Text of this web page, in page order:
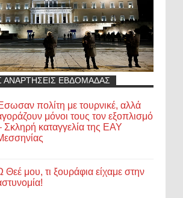
ΑΝΑΡΤΗΣΕΙΣ ΕΒΔΟΜΑΔΑΣ
πολίτη με τουρνικέ, αλλά
μόνοι τους τον εξοπλισμό
Σκληρή καταγγελία της ΕΑΥ
Θεέ μου, τι ξουράφια είχαμε στην